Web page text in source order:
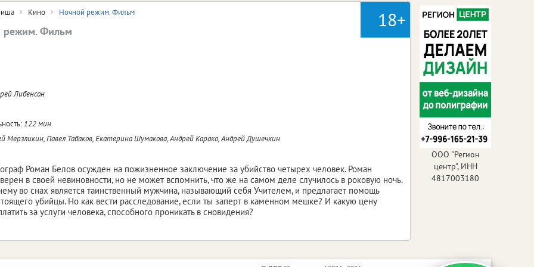
18+
Кино Ночной режим. Фильм
режим. Фильм
Либенсон
122 мин.
Мерзликин, Павел Табаков, Екатерина Шумакова, Андрей Карако, Андрей Душечкин
Роман Белов осужден на пожизненное заключение за убийство четырех человек. Роман
в своей невиновности, но не может вспомнить, что же на самом деле случилось в роковую ночь.
во снах является таинственный мужчина, называющий себя Учителем, и предлагает помощь
убийцы. Но как вести расследование, если ты заперт в каменном мешке? И какую цену
за услуги человека, способного проникать в сновидения?
ООО "Регион
центр", ИНН
4817003180